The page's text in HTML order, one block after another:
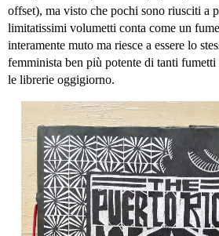
offset), ma visto che pochi sono riusciti a
limitatissimi volumetti conta come un
interamente muto ma riesce a essere lo
femminista ben più potente di tanti
le librerie oggigiorno.